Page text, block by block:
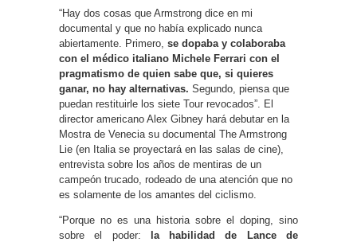
“Hay dos cosas que Armstrong dice en mi
documental y que no había explicado nunca
abiertamente. Primero, se dopaba y colaboraba
con el médico italiano Michele Ferrari con el
pragmatismo de quien sabe que, si quieres
ganar, no hay alternativas. Segundo, piensa que
puedan restituirle los siete Tour revocados”. El
director americano Alex Gibney hará debutar en la
Mostra de Venecia su documental The Armstrong
Lie (en Italia se proyectará en las salas de cine),
entrevista sobre los años de mentiras de un
campeón trucado, rodeado de una atención que no
es solamente de los amantes del ciclismo.
“Porque no es una historia sobre el doping, sino
sobre el poder: la habilidad de Lance de